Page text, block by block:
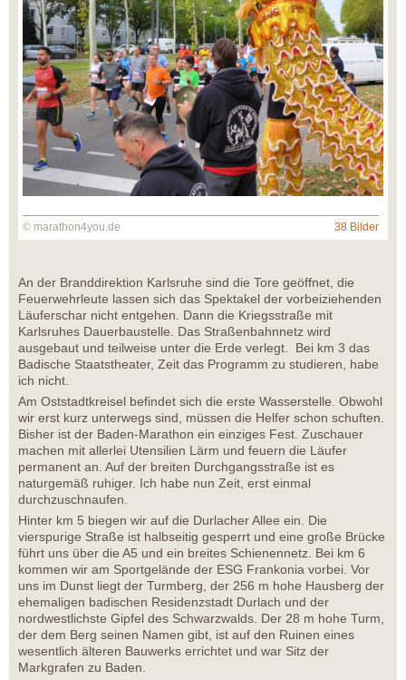
© marathon4you.de 38 Bilder
An der Branddirektion Karlsruhe sind die Tore geöffnet, die
Feuerwehrleute lassen sich das Spektakel der vorbeiziehenden
Läuferschar nicht entgehen. Dann die Kriegsstraße mit
Karlsruhes Dauerbaustelle. Das Straßenbahnnetz wird
ausgebaut und teilweise unter die Erde verlegt. Bei km 3 das
Badische Staatstheater, Zeit das Programm zu studieren, habe
ich nicht.
Am Oststadtkreisel befindet sich die erste Wasserstelle. Obwohl
wir erst kurz unterwegs sind, müssen die Helfer schon schuften.
Bisher ist der Baden-Marathon ein einziges Fest. Zuschauer
machen mit allerlei Utensilien Lärm und feuern die Läufer
permanent an. Auf der breiten Durchgangsstraße ist es
naturgemäß ruhiger. Ich habe nun Zeit, erst einmal
durchzuschnaufen.
Hinter km 5 biegen wir auf die Durlacher Allee ein. Die
vierspurige Straße ist halbseitig gesperrt und eine große Brücke
führt uns über die A5 und ein breites Schienennetz. Bei km 6
kommen wir am Sportgelände der ESG Frankonia vorbei. Vor
uns im Dunst liegt der Turmberg, der 256 m hohe Hausberg der
ehemaligen badischen Residenzstadt Durlach und der
nordwestlichste Gipfel des Schwarzwalds. Der 28 m hohe Turm,
der dem Berg seinen Namen gibt, ist auf den Ruinen eines
wesentlich älteren Bauwerks errichtet und war Sitz der
Markgrafen zu Baden.